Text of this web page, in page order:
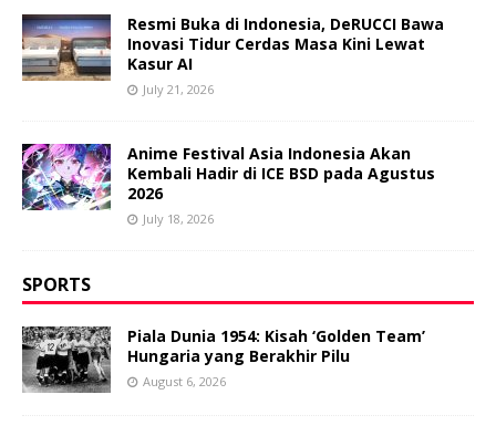
Resmi Buka di Indonesia, DeRUCCI Bawa
Inovasi Tidur Cerdas Masa Kini Lewat
Kasur AI
July 21, 2026
Anime Festival Asia Indonesia Akan
Kembali Hadir di ICE BSD pada Agustus
2026
July 18, 2026
SPORTS
Piala Dunia 1954: Kisah ‘Golden Team’
Hungaria yang Berakhir Pilu
August 6, 2026